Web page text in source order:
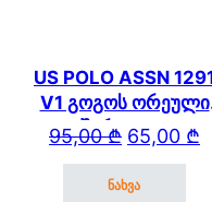
US POLO ASSN
V1 გოგოს ორეული
შარვლით
95,00₾ Original
65,00 ₾
Current
ნახვა